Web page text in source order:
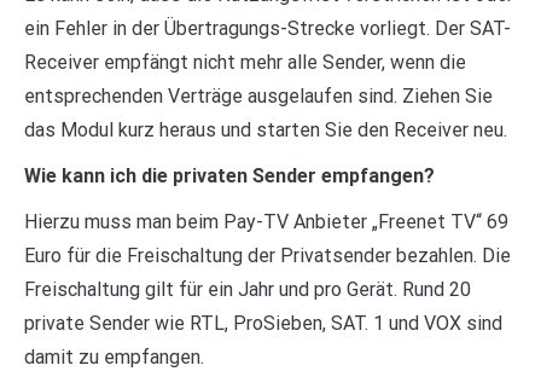
ein Fehler in der Übertragungs-Strecke vorliegt. Der SAT-
Receiver empfängt nicht mehr alle Sender, wenn die
entsprechenden Verträge ausgelaufen sind. Ziehen Sie
das Modul kurz heraus und starten Sie den Receiver neu.
Wie kann ich die privaten Sender empfangen?
Hierzu muss man beim Pay-TV Anbieter „Freenet TV“ 69
Euro für die Freischaltung der Privatsender bezahlen. Die
Freischaltung gilt für ein Jahr und pro Gerät. Rund 20
private Sender wie RTL, ProSieben, SAT. 1 und VOX sind
damit zu empfangen.